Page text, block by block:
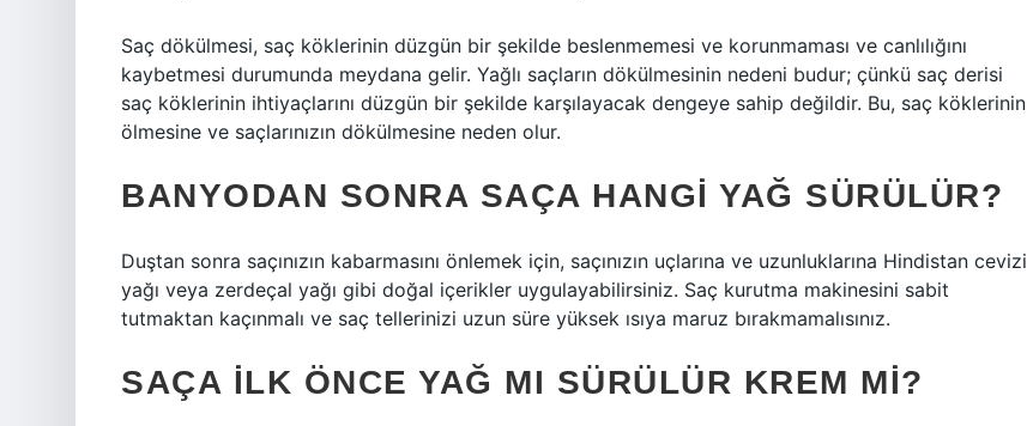
Saç dökülmesi, saç köklerinin düzgün bir şekilde beslenmemesi ve korunmaması ve canlılığını
kaybetmesi durumunda meydana gelir. Yağlı saçların dökülmesinin nedeni budur; çünkü saç derisi
saç köklerinin ihtiyaçlarını düzgün bir şekilde karşılayacak dengeye sahip değildir. Bu, saç köklerinin
ölmesine ve saçlarınızın dökülmesine neden olur.
BANYODAN SONRA SAÇA HANGI YAĞ SÜRÜLÜR?
Duştan sonra saçınızın kabarmasını önlemek için, saçınızın uçlarına ve uzunluklarına Hindistan cevizi
yağı veya zerdeçal yağı gibi doğal içerikler uygulayabilirsiniz. Saç kurutma makinesini sabit
tutmaktan kaçınmalı ve saç tellerinizi uzun süre yüksek ısıya maruz bırakmamalısınız.
SAÇA ILK ÖNCE YAĞ MI SÜRÜLÜR KREM MI?